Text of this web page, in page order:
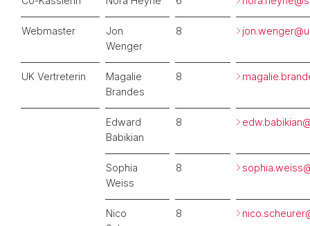
Webmaster
Jon
Wenger
8 jon.wenger@
UK Vertreterin
Magalie
Brandes
8
Edward
Babikian
8
Sophia
Weiss
8
Nico
8